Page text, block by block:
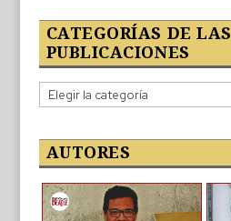
CATEGORÍAS DE LAS
PUBLICACIONES
Categorías
de
publicaciones
AUTORES